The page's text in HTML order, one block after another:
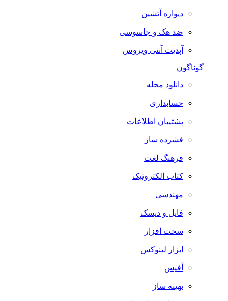
دیواره آتشین
ضد هک و جاسوسی
آپدیت آنتی ویروس
گوناگون
دانلود مجله
حسابداری
پشتیبان اطلاعات
فشرده ساز
فرهنگ لغت
کتاب الکترونیک
مهندسی
فایل و دیسک
سخت افزار
ابزار لینوکس
آفیس
بهینه ساز